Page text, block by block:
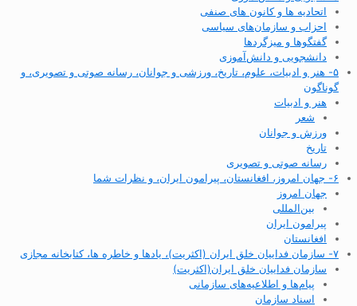
اتحادیه ها و کانون های صنفی
احزاب و سازمان‌های سیاسی
گفتگوها و میزگردها
دانشجویی و دانش‌آموزی
۵- هنر و ادبیات، علوم، تاریخ، ورزشی و جوانان، رسانه صوتی و تصویری، و
گوناگون
هنر و ادبیات
شعر
ورزش و جوانان
تاریخ
رسانه صوتی و تصویری
۶- جهان امروز، افغانستان، پیرامون ایران، و نظرات شما
جهان امروز
بین‌المللی
پیرامون ایران
افغانستان
۷- سازمان فداییان خلق ایران (اکثریت)، یادها و خاطره ها، کتابخانه مجازی
سازمان فداییان خلق ایران(اکثریت)
پیام‌ها و اطلاعیه‌های سازمانی
اسناد سازمان